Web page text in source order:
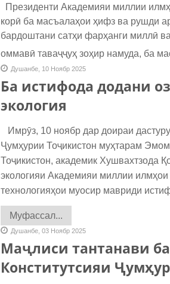
Президенти Академияи миллии
корӣ ба масъалаҳои ҳифз ва рушди
бардоштани сатҳи фарҳанги миллӣ
оммавӣ таваҷҷуҳ зоҳир намуда, ба
Душанбе, 10 Ноябр 2025
Ба истифода додани
экология
Имрӯз, 10 ноябр дар доираи
Ҷумҳурии Тоҷикистон муҳтарам
Тоҷикистон, академик Хушвахтзода
экологияи Академияи миллии
технологияҳои муосир мавриди
Муфассал...
Душанбе, 03 Ноябр 2025
Маҷлиси тантанави
Конститутсияи